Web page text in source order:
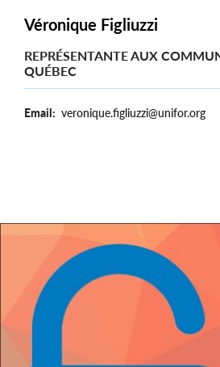
Véronique Figliuzzi
REPRÉSENTANTE AUX
QUÉBEC
Email veronique.figliuzzi@unifor.org